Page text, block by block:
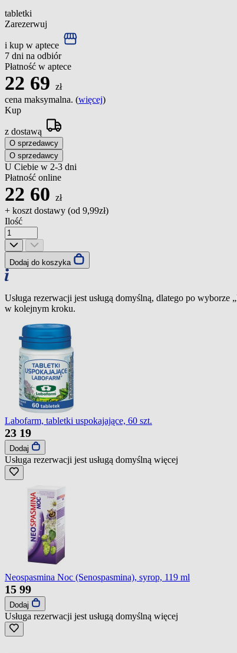
tabletki
Zarezerwuj
i kup w aptece
7 dni na odbiór
Płatność w aptece
22 69 zł
cena maksymalna. (więcej)
Kup
z dostawą
O sprzedawcy
O sprzedawcy
U Ciebie w 2-3 dni
Płatność online
22 60 zł
+ koszt dostawy (od 9,99zł)
Ilość
Dodaj do koszyka
Usługa rezerwacji jest usługą domyślną, dlatego po
w kolejnym kroku.
Labofarm, tabletki uspokajające, 60 szt.
23 19
Dodaj
Usługa rezerwacji jest usługą domyślną więcej
Neospasmina Noc (Senospasmina), syrop, 119 ml
15 99
Dodaj
Usługa rezerwacji jest usługą domyślną więcej